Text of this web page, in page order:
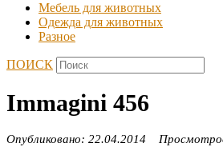
Мебель для животных
Одежда для животных
Разное
ПОИСК
Immagini 456
Опубликовано: 22.04.2014